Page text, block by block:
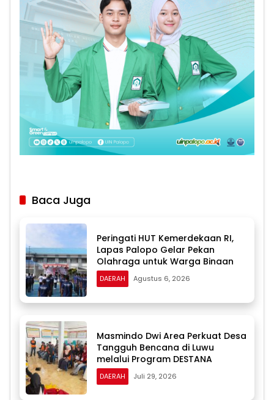
Baca Juga
Peringati HUT Kemerdekaan RI,
Lapas Palopo Gelar Pekan
Olahraga untuk Warga Binaan
DAERAH Agustus 6, 2026
Masmindo Dwi Area Perkuat Desa
Tangguh Bencana di Luwu
melalui Program DESTANA
DAERAH Juli 29, 2026